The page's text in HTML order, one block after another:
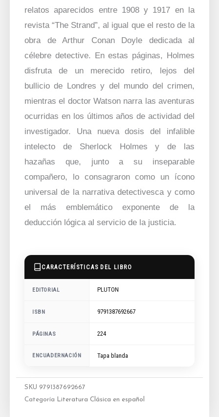
relatos aparecidos entre 1908 y 1917 en la
revista “The Strand”, al igual que el resto de la
obra de Arthur Conan Doyle dedicada al
célebre detective. En estas páginas, Holmes
disfruta de un merecido retiro, lejos del
bullicio de Londres y del mundo del crimen,
mientras el doctor Watson narra las aventuras
ocurridas en los últimos años de actividad del
investigador. Una nueva dosis del infalible
intelecto de Sherlock Holmes y de las
hazañas que, junto a su inseparable
compañero, lo consagraron como un ícono
universal de la narrativa detectivesca y como
el más emblemático exponente de la
deducción lógica al servicio de la justicia.
CARACTERÍSTICAS DEL LIBRO
EDITORIAL PLUTON
ISBN 9791387692667
PÁGINAS 224
ENCUADERNACIÓN Tapa blanda
SKU 9791387692667
Categoría
Literatura Clásica en español